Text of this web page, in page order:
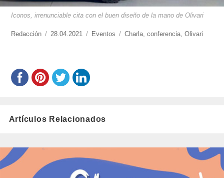
Iconos, irrenunciable cita con el buen diseño de la mano de Olivari
https://www.experimenta.es/author/redaccion/
Redacción
Publicado
28.04.2021 Categorías
Eventos Etiquetas
Charla ,conferencia ,Olivari
Artículos Relacionados